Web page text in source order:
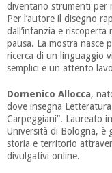
diventano strumenti per
Per l’autore il disegno
dall’infanzia e
pausa. La mostra nasce
ricerca di un linguaggio
semplici e un attento
Domenico Allocca,
dove insegna
Carpeggiani”. Laureato
Università di Bologna, è
storia e territorio
divulgativi online.